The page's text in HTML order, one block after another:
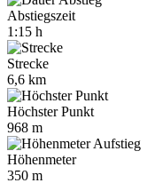
Abstiegszeit
1:15 h
Strecke
6,6 km
Höchster Punkt
968 m
Höhenmeter
350 m